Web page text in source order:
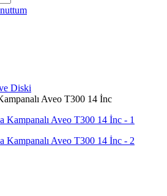
Diski
Aveo T300 14 İnc